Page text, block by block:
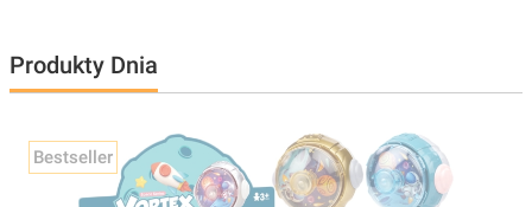
Produkty Dnia
Bestseller